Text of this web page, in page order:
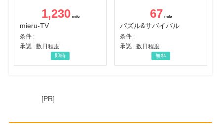
1,230
mieru-TV
条件 :
承認 : 数日程度
即時
67
パズル&サバイバル
条件 :
承認 : 数日程度
無料
[PR]